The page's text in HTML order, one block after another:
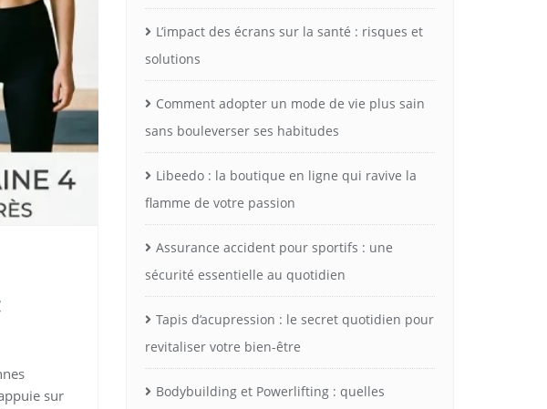
sur
L’impact des écrans sur la santé : risques et
solutions
Comment adopter un mode de vie plus sain
sans bouleverser ses habitudes
Libeedo : la boutique en ligne qui ravive la
flamme de votre passion
Assurance accident pour sportifs : une
sécurité essentielle au quotidien
Tapis d’acupression : le secret quotidien pour
revitaliser votre bien-être
Bodybuilding et Powerlifting : quelles